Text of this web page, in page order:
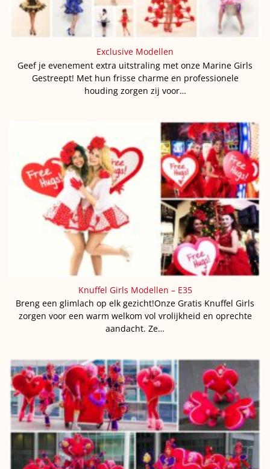
Exclusive Modellen
Geef je evenement extra uitstraling met onze Marine Girls
Gestreept! Met hun frisse charme en professionele
houding zorgen zij voor…
Knuffel Girls Modellen – E35
Breng een glimlach op elk gezicht!Onze Gratis Knuffel Girls
zorgen voor een warm welkom vol vrolijkheid en oprechte
aandacht. Ze…